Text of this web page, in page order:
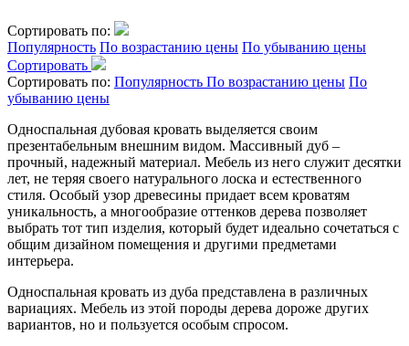
Сортировать по:
Популярность По возрастанию цены По убыванию цены
Сортировать
Сортировать по: Популярность По возрастанию цены По
убыванию цены
Односпальная дубовая кровать выделяется своим
презентабельным внешним видом. Массивный дуб –
прочный, надежный материал. Мебель из него служит десятки
лет, не теряя своего натурального лоска и естественного
стиля. Особый узор древесины придает всем кроватям
уникальность, а многообразие оттенков дерева позволяет
выбрать тот тип изделия, который будет идеально сочетаться с
общим дизайном помещения и другими предметами
интерьера.
Односпальная кровать из дуба представлена в различных
вариациях. Мебель из этой породы дерева дороже других
вариантов, но и пользуется особым спросом.